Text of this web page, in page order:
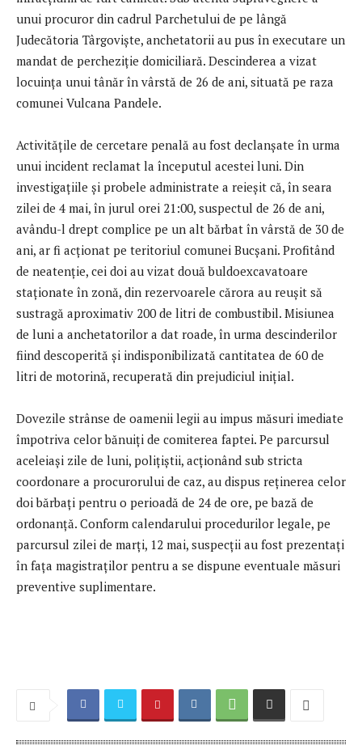
unui procuror din cadrul Parchetului de pe lângă
Judecătoria Târgoviște, anchetatorii au pus în executare un
mandat de percheziție domiciliară. Descinderea a vizat
locuința unui tânăr în vârstă de 26 de ani, situată pe raza
comunei Vulcana Pandele.
Activitățile de cercetare penală au fost declanșate în urma
unui incident reclamat la începutul acestei luni. Din
investigațiile și probele administrate a reieșit că, în seara
zilei de 4 mai, în jurul orei 21:00, suspectul de 26 de ani,
avându-l drept complice pe un alt bărbat în vârstă de 30 de
ani, ar fi acționat pe teritoriul comunei Bucșani. Profitând
de neatenție, cei doi au vizat două buldoexcavatoare
staționate în zonă, din rezervoarele cărora au reușit să
sustragă aproximativ 200 de litri de combustibil. Misiunea
de luni a anchetatorilor a dat roade, în urma descinderilor
fiind descoperită și indisponibilizată cantitatea de 60 de
litri de motorină, recuperată din prejudiciul inițial.
Dovezile strânse de oamenii legii au impus măsuri imediate
împotriva celor bănuiți de comiterea faptei. Pe parcursul
aceleiași zile de luni, polițiștii, acționând sub stricta
coordonare a procurorului de caz, au dispus reținerea celor
doi bărbați pentru o perioadă de 24 de ore, pe bază de
ordonanță. Conform calendarului procedurilor legale, pe
parcursul zilei de marți, 12 mai, suspecții au fost prezentați
în fața magistraților pentru a se dispune eventuale măsuri
preventive suplimentare.